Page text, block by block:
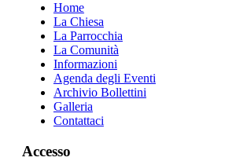
Home
La Chiesa
La Parrocchia
La Comunità
Informazioni
Agenda degli Eventi
Archivio Bollettini
Galleria
Contattaci
Accesso